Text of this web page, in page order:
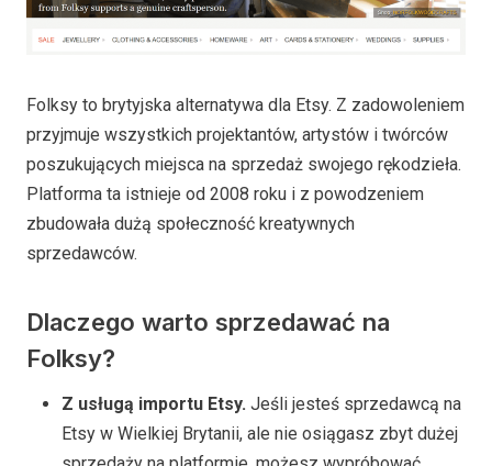
Folksy to brytyjska alternatywa dla Etsy. Z zadowoleniem
przyjmuje wszystkich projektantów, artystów i twórców
poszukujących miejsca na sprzedaż swojego rękodzieła.
Platforma ta istnieje od 2008 roku i z powodzeniem
zbudowała dużą społeczność kreatywnych
sprzedawców.
Dlaczego warto sprzedawać na
Folksy?
Z usługą importu Etsy. Jeśli jesteś sprzedawcą na
Etsy w Wielkiej Brytanii, ale nie osiągasz zbyt dużej